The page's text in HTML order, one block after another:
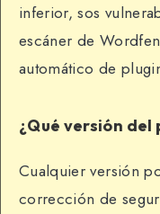
inferior, sos
escáner de
automático de
¿Qué versión del
Cualquier versión
corrección de